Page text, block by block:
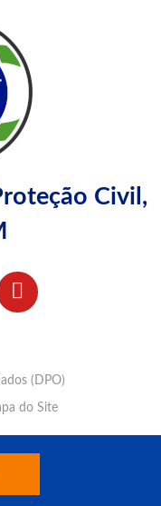
Civil,
(DPO)
do Site